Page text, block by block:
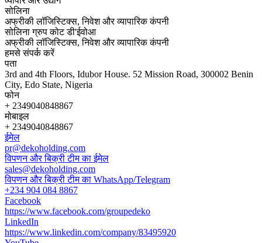
सोलिना
अफ्रीकी लॉजिस्टिक्स, निवेश और व्यापारिक कंपनी
सोलिना ग्रुप कोट डी'ईवोआ
अफ्रीकी लॉजिस्टिक्स, निवेश और व्यापारिक कंपनी
हमसे संपर्क करें
पता
3rd and 4th Floors, Idubor House. 52 Mission Road, 300002 Benin
City, Edo State, Nigeria
फोन
+ 2349040848867
मोबाइल
+ 2349040848867
ईमेल
pr@dekoholding.com
विपणन और बिक्री टीम का ईमेल
sales@dekoholding.com
विपणन और बिक्री टीम का WhatsApp/Telegram
+234 904 084 8867
Facebook
https://www.facebook.com/groupedeko
LinkedIn
https://www.linkedin.com/company/83495920